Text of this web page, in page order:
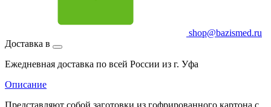
shop@bazismed.ru
Доставка в
Ежедневная доставка по всей России из г. Уфа
Описание
Представляют собой заготовки из гофрированного картона с